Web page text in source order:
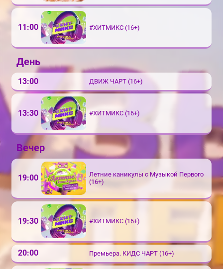
11:00 #ХИТМИКС (16+)
День
13:00 ДВИЖ ЧАРТ (16+)
13:30 #ХИТМИКС (16+)
Вечер
19:00
Летние каникулы с Музыкой Первого
(16+)
19:30 #ХИТМИКС (16+)
20:00 Премьера. КИДС ЧАРТ (16+)